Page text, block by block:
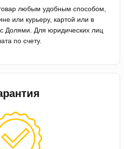
любым удобным способом,
или курьеру, картой или в
Долями. Для юридических лиц
по счету.